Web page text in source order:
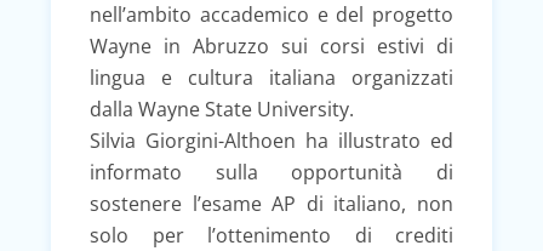
nell’ambito accademico e del progetto
Wayne in Abruzzo sui corsi estivi di
lingua e cultura italiana organizzati
dalla Wayne State University.
Silvia Giorgini-Althoen ha illustrato ed
informato sulla opportunità di
sostenere l’esame AP di italiano, non
solo per l’ottenimento di crediti